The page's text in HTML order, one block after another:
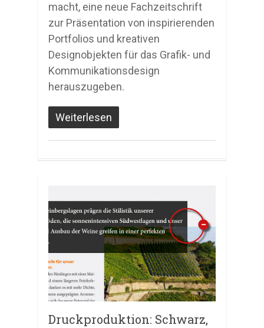
macht, eine neue Fachzeitschrift
zur Präsentation von inspirierenden
Portfolios und kreativen
Designobjekten für das Grafik- und
Kommunikationsdesign
herauszugeben.
Weiterlesen
Druckproduktion: Schwarz,